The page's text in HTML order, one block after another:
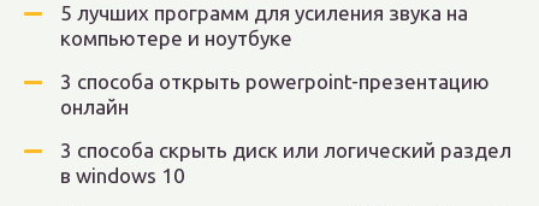
5 лучших программ для усиления звука на
компьютере и ноутбуке
3 способа открыть powerpoint-презентацию
онлайн
3 способа скрыть диск или логический раздел
в windows 10